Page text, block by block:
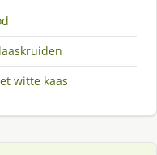
witte kaas